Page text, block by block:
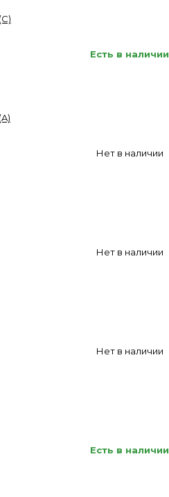
Есть в наличии
Нет в наличии
Нет в наличии
Нет в наличии
Есть в наличии